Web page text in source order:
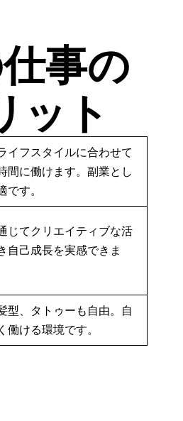
事の
ット
イフスタイルに合わせて
間に働けます。副業とし
です。
じてクリエイティブな活
自己成長を実感できま
型、タトゥーも自由。自
働ける環境です。